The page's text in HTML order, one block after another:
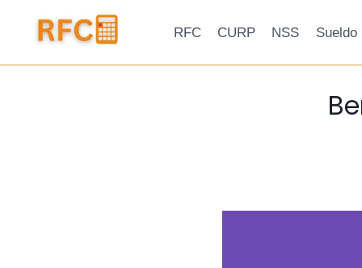
RFC CURP NSS Sueldo